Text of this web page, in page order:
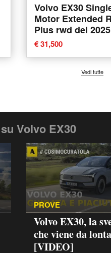
Volvo EX30
Motor Extended
Plus rwd del
a Forli'
€ 31,500
Vedi tutte
Volvo EX30
PROVE
Volvo EX30, la
che viene da
[VIDEO]